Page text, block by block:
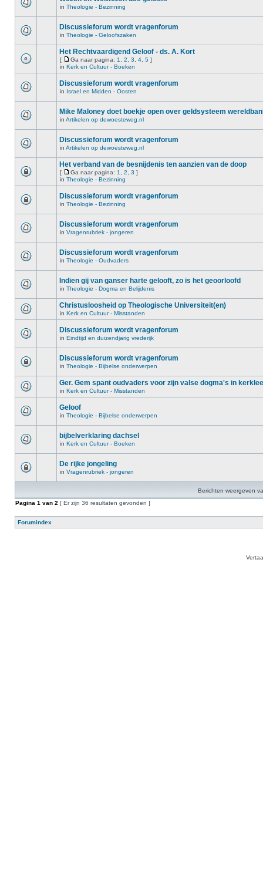
in Theologie - Bezinning
Discussieforum wordt vragenforum
in Theologie - Geloofszaken
Het Rechtvaardigend Geloof - ds. A. Kort
[ Ga naar pagina: 1 2 3 4 5 ]
in Kerk en Cultuur - Boeken
Discussieforum wordt vragenforum
in Israel en Midden - Oosten
Mike Maloney doet boekje open over geldsysteem
in Artikelen op dewoesteweg.nl
Discussieforum wordt vragenforum
in Artikelen op dewoesteweg.nl
Het verband van de besnijdenis ten aanzien van de doop
[ Ga naar pagina: 1 2 3 ]
in Theologie - Bezinning
Discussieforum wordt vragenforum
in Theologie - Bezinning
Discussieforum wordt vragenforum
in Vragenrubriek - jongeren
Discussieforum wordt vragenforum
in Theologie - Oudvaders
Indien gij van ganser harte gelooft, zo is het geoorloofd
in Theologie - Dogma en Belijdenis
Christusloosheid op Theologische Universiteit(en)
in Kerk en Cultuur - Misstanden
Discussieforum wordt vragenforum
in Eindtijd en duizendjarig vrederijk
Discussieforum wordt vragenforum
in Theologie - Bijbelse onderwerpen
Ger. Gem spant oudvaders voor zijn valse dogma's in
in Kerk en Cultuur - Misstanden
Geloof
in Theologie - Bijbelse onderwerpen
bijbelverklaring dachsel
in Kerk en Cultuur - Boeken
De rijke jongeling
in Vragenrubriek - jongeren
Berichten weergeven
Pagina 1 van 2 [ Er zijn 36 resultaten gevonden ]
Forumindex